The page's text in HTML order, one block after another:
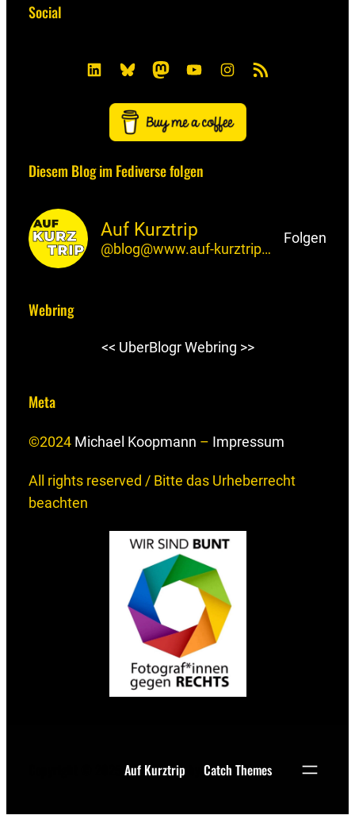
Social
L
e
n
B
l
u
e
s
M
a
s
t
o
n
Y
o
u
T
u
I
n
s
t
m
R
Diesem Blog im Fediverse folgen
Auf Kurztrip
@blog@www.auf-kurztrip.de
Folgen
Webring
<< UberBlogr Webring >>
Meta
©2024 Michael Koopmann – Impressum
All rights reserved / Bitte das Urheberrecht
beachten
Auf Kurztrip Catch Themes